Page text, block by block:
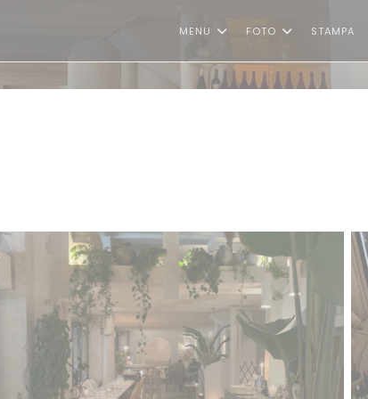
MENU FOTO STAMPA